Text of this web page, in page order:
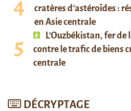
cratères d’astéroïdes :
en Asie centrale
L’Ouzbékistan, fer
contre le trafic de biens
centrale
DÉCRYPTAGE